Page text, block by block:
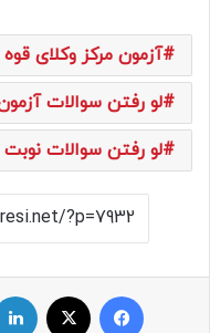
آزمون مرکز وکلای
لو رفتن سوالات آزمون
لو رفتن سوالات نوبت
فیسبوک ایکس